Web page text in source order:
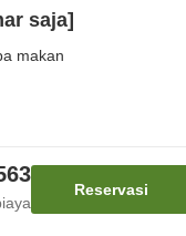
saja]
makan
Reservasi